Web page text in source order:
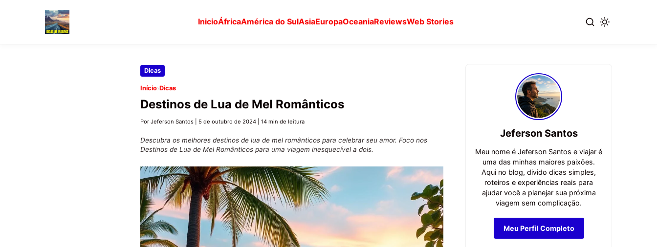
InicioÁfricaAmérica do SulAsiaEuropaOceaniaReviewsWeb Stories
Dicas
Início›Dicas
Destinos de Lua de Mel Românticos
Por Jeferson Santos 5 de outubro de 2024 14 min de leitura
Descubra os melhores destinos de lua de mel românticos para celebrar seu amor. Foco nos
Destinos de Lua de Mel Românticos para uma viagem inesquecível a dois.
Jeferson Santos
Meu nome é Jeferson Santos e viajar é
uma das minhas maiores paixões.
Aqui no blog, divido dicas simples,
roteiros e experiências reais para
ajudar você a planejar sua próxima
viagem sem complicação.
Meu Perfil Completo